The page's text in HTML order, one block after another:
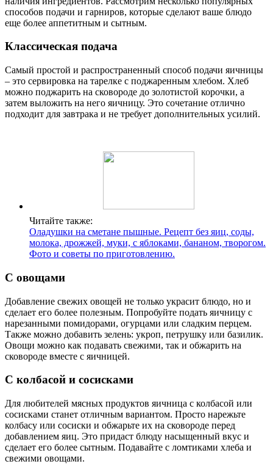
способов подачи и гарниров, которые сделают ваше блюдо
еще более аппетитным и сытным.
Классическая подача
Самый простой и распространенный способ подачи яичницы
– это сервировка на тарелке с поджаренным хлебом. Хлеб
можно поджарить на сковороде до золотистой корочки, а
затем выложить на него яичницу. Это сочетание отлично
подходит для завтрака и не требует дополнительных усилий.
Читайте также:
Оладушки на сметане пышные. Рецепт без яиц, соды,
молока, дрожжей, муки, с яблоками, бананом, творогом.
Фото и советы по приготовлению.
С овощами
Добавление свежих овощей не только украсит блюдо, но и
сделает его более полезным. Попробуйте подать яичницу с
нарезанными помидорами, огурцами или сладким перцем.
Также можно добавить зелень: укроп, петрушку или базилик.
Овощи можно как подавать свежими, так и обжарить на
сковороде вместе с яичницей.
С колбасой и сосисками
Для любителей мясных продуктов яичница с колбасой или
сосисками станет отличным вариантом. Просто нарежьте
колбасу или сосиски и обжарьте их на сковороде перед
добавлением яиц. Это придаст блюду насыщенный вкус и
сделает его более сытным. Подавайте с ломтиками хлеба и
свежими овощами.